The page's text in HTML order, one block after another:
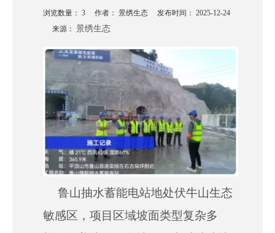
浏览数量： 3 作者： 景绣生态 发布时间： 2025-12-24
来源： 景绣生态
["wechat","weibo","qzone","douban","email"]
鲁山抽水蓄能电站地处伏牛山生态
敏感区，项目区域坡面类型复杂多